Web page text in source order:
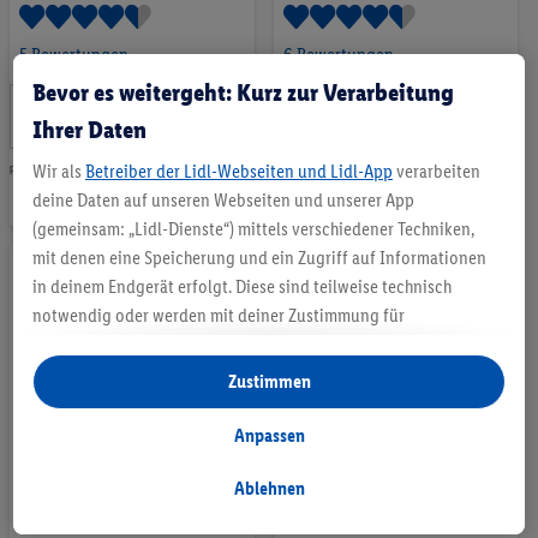
5 Bewertungen
6.99
CHF
pro 0,75l | 1L = 9.32 CHF
Auf
die
Merkliste
6 Bewertungen
4.
pro 0,75l | 1L = 5.85 CHF
Auf
die
Merkliste
Italien - Venetien
Bevor es weitergeht: Kurz zur Verarbeitung
Ihrer Daten
Wir als Betreiber der Lidl-Webseiten und Lidl-App verarbeiten
deine Daten auf unseren Webseiten und unserer App
(gemeinsam: „Lidl-Dienste“) mittels verschiedener Techniken,
mit denen eine Speicherung und ein Zugriff auf Informationen
in deinem Endgerät erfolgt. Diese sind teilweise technisch
notwendig oder werden mit deiner Zustimmung für
personalisierte Werbung innerhalb und außerhalb der Lidl-
Dienste verwendet. Sofern du Teilnehmer des Lidl Plus-
Programms bist, werden für diese Zwecke auch Daten aus
Unter „Anpassen“ kannst du einzelne Verwendungszwecke
Ablehnen
Anpassen
Zustimmen